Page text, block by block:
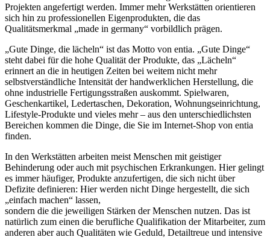
Projekten angefertigt werden. Immer mehr Werkstätten orientieren
sich hin zu professionellen Eigenprodukten, die das
Qualitätsmerkmal „made in germany“ vorbildlich prägen.
„Gute Dinge, die lächeln“ ist das Motto von entia. „Gute Dinge“
steht dabei für die hohe Qualität der Produkte, das „Lächeln“
erinnert an die in heutigen Zeiten bei weitem nicht mehr
selbstverständliche Intensität der handwerklichen Herstellung, die
ohne industrielle Fertigungsstraßen auskommt. Spielwaren,
Geschenkartikel, Ledertaschen, Dekoration, Wohnungseinrichtung,
Lifestyle-Produkte und vieles mehr – aus den unterschiedlichsten
Bereichen kommen die Dinge, die Sie im Internet-Shop von entia
finden.
In den Werkstätten arbeiten meist Menschen mit geistiger
Behinderung oder auch mit psychischen Erkrankungen. Hier gelingt
es immer häufiger, Produkte anzufertigen, die sich nicht über
Defizite definieren: Hier werden nicht Dinge hergestellt, die sich
„einfach machen“ lassen,
sondern die die jeweiligen Stärken der Menschen nutzen. Das ist
natürlich zum einen die berufliche Qualifikation der Mitarbeiter, zum
anderen aber auch Qualitäten wie Geduld, Detailtreue und intensive